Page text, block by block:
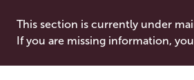
This section is currently under
If you are missing information,